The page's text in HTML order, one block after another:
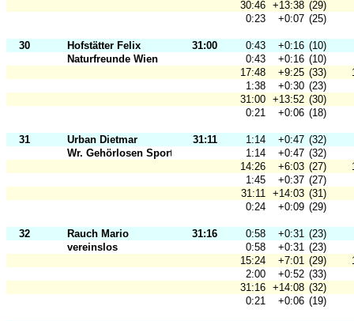
30:46 +13:38 (29)
0:23
+0:07 (25)
30 Hofstätter Felix 31:00 0:43 +0:16 (10)
Naturfreunde Wien
0:43 +0:16 (10)
17:48
+9:25 (33)
1:38
+0:30 (23)
31:00 +13:52 (30)
0:21
+0:06 (18)
31 Urban Dietmar 31:11 1:14 +0:47 (32)
Wr. Gehörlosen Sportclub 1901
1:14 +0:47 (32)
14:26
+6:03 (27)
1:45
+0:37 (27)
31:11 +14:03 (31)
0:24
+0:09 (29)
32 Rauch Mario 31:16 0:58 +0:31 (23)
vereinslos
0:58 +0:31 (23)
15:24
+7:01 (29)
2:00
+0:52 (33)
31:16 +14:08 (32)
0:21
+0:06 (19)